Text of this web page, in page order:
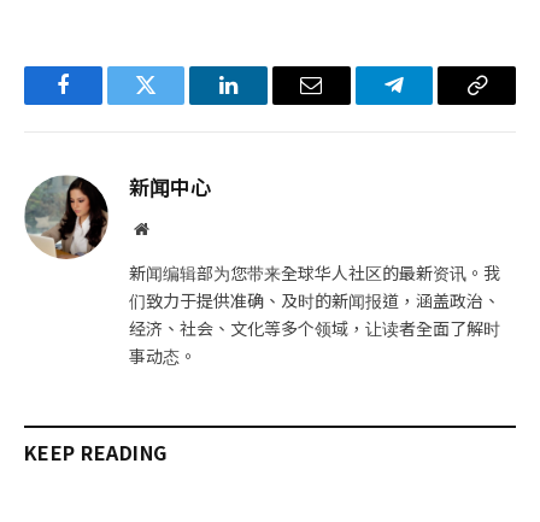
FacebookTwitter LinkedIn电
Telegram复
新闻中心
网
新闻编辑部为您带来全球华人社区的最新资讯。我
们致力于提供准确、及时的新闻报道，涵盖政治、
经济、社会、文化等多个领域，让读者全面了解时
事动态。
KEEP READING